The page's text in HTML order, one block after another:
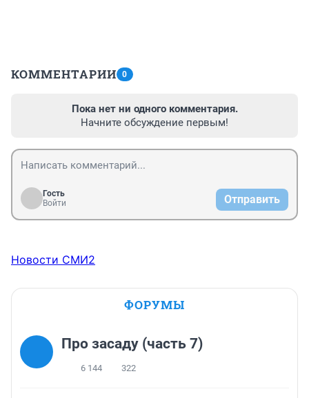
КОММЕНТАРИИ 0
Пока нет ни одного комментария.
Начните обсуждение первым!
Гость
Войти
Отправить
Новости СМИ2
ФОРУМЫ
Про засаду (часть 7)
6 144 322